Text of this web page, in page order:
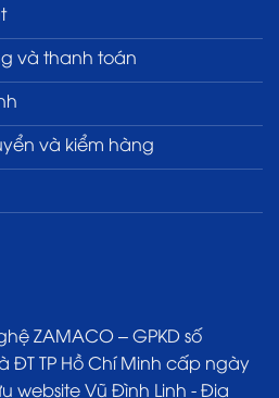
và thanh toán
và kiểm hàng
ZAMACO – GPKD số
ĐT TP Hồ Chí Minh cấp ngày
website Vũ Đình Linh - Địa